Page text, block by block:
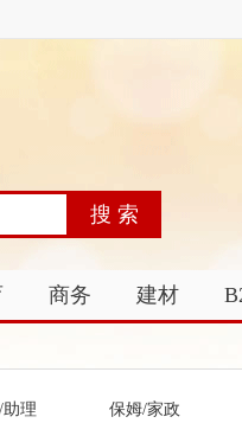
商务 建材
理 保姆/家政